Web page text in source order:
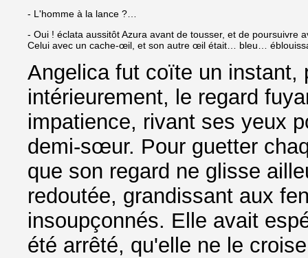
- L'homme à la lance ?…
- Oui ! éclata aussitôt Azura avant de tousser, et de
Celui avec un cache-œil, et son autre œil était… bleu…
Angelica fut coïte un instant,
intérieurement, le regard
impatience, rivant ses yeux
demi-sœur. Pour guetter
que son regard ne glisse
redoutée, grandissant aux
insoupçonnés. Elle avait
été arrêté, qu'elle ne le